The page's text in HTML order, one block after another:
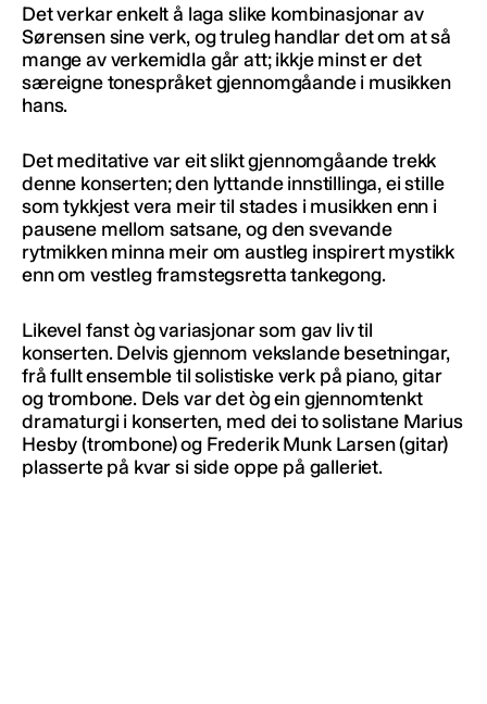
Det verkar enkelt å laga slike kombinasjonar av
Sørensen sine verk, og truleg handlar det om at så
mange av verkemidla går att; ikkje minst er det
særeigne tonespråket gjennomgåande i musikken
hans.
Det meditative var eit slikt gjennomgåande trekk
denne konserten; den lyttande innstillinga, ei stille
som tykkjest vera meir til stades i musikken enn i
pausene mellom satsane, og den svevande
rytmikken minna meir om austleg inspirert mystikk
enn om vestleg framstegsretta tankegong.
Likevel fanst òg variasjonar som gav liv til
konserten. Delvis gjennom vekslande besetningar,
frå fullt ensemble til solistiske verk på piano, gitar
og trombone. Dels var det òg ein gjennomtenkt
dramaturgi i konserten, med dei to solistane Marius
Hesby (trombone) og Frederik Munk Larsen (gitar)
plasserte på kvar si side oppe på galleriet.